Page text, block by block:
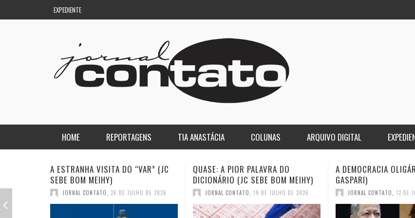
EXPEDIENTE
HOME REPORTAGENS
REGIONAL
TIA ANASTÁCIA COLUNAS
DE PASSAGEM
ARQUIVO DIGITAL
QUASE: A PIOR PALAVRA DO
DICIONÁRIO (JC SEBE BOM MEIHY)
JORNAL CONTATO 19 DE JULHO DE 2026
A DEMOCRACIA OLIGÁRQUICA (ELIO
GASPARI)
JORNAL CONTATO 12 DE JULHO DE 2026
O LUTO DA COPA E O
2030 (JC SEBE BOM
JORNAL CONTATO 12 DE